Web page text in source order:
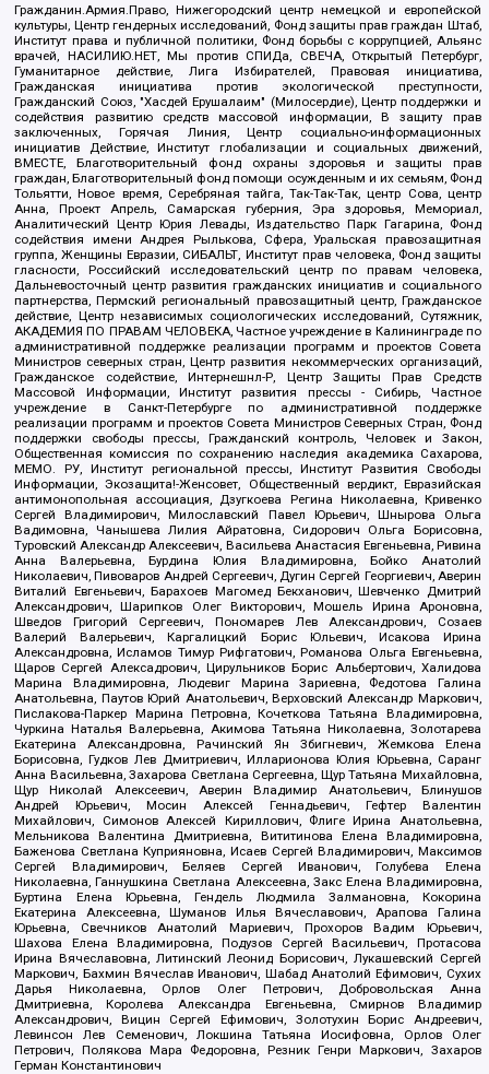
Гражданин.Армия.Право, Нижегородский центр немецкой и европейской
культуры, Центр гендерных исследований, Фонд защиты прав граждан Штаб,
Институт права и публичной политики, Фонд борьбы с коррупцией, Альянс
врачей, НАСИЛИЮ.НЕТ, Мы против СПИДа, СВЕЧА, Открытый Петербург,
Гуманитарное действие, Лига Избирателей, Правовая инициатива,
Гражданская инициатива против экологической преступности,
Гражданский Союз, "Хасдей Ерушалаим" (Милосердие), Центр поддержки и
содействия развитию средств массовой информации, В защиту прав
заключенных, Горячая Линия, Центр социально-информационных
инициатив Действие, Институт глобализации и социальных движений,
ВМЕСТЕ, Благотворительный фонд охраны здоровья и защиты прав
граждан, Благотворительный фонд помощи осужденным и их семьям, Фонд
Тольятти, Новое время, Серебряная тайга, Так-Так-Так, центр Сова, центр
Анна, Проект Апрель, Самарская губерния, Эра здоровья, Мемориал,
Аналитический Центр Юрия Левады, Издательство Парк Гагарина, Фонд
содействия имени Андрея Рылькова, Сфера, Уральская правозащитная
группа, Женщины Евразии, СИБАЛЬТ, Институт прав человека, Фонд защиты
гласности, Российский исследовательский центр по правам человека,
Дальневосточный центр развития гражданских инициатив и социального
партнерства, Пермский региональный правозащитный центр, Гражданское
действие, Центр независимых социологических исследований, Сутяжник,
АКАДЕМИЯ ПО ПРАВАМ ЧЕЛОВЕКА, Частное учреждение в Калининграде по
административной поддержке реализации программ и проектов Совета
Министров северных стран, Центр развития некоммерческих организаций,
Гражданское содействие, Интернешнл-Р, Центр Защиты Прав Средств
Массовой Информации, Институт развития прессы - Сибирь, Частное
учреждение в Санкт-Петербурге по административной поддержке
реализации программ и проектов Совета Министров Северных Стран, Фонд
поддержки свободы прессы, Гражданский контроль, Человек и Закон,
Общественная комиссия по сохранению наследия академика Сахарова,
МЕМО. РУ, Институт региональной прессы, Институт Развития Свободы
Информации, Экозащита!-Женсовет, Общественный вердикт, Евразийская
антимонопольная ассоциация, Дзугкоева Регина Николаевна, Кривенко
Сергей Владимирович, Милославский Павел Юрьевич, Шнырова Ольга
Вадимовна, Чанышева Лилия Айратовна, Сидорович Ольга Борисовна,
Туровский Александр Алексеевич, Васильева Анастасия Евгеньевна, Ривина
Анна Валерьевна, Бурдина Юлия Владимировна, Бойко Анатолий
Николаевич, Пивоваров Андрей Сергеевич, Дугин Сергей Георгиевич, Аверин
Виталий Евгеньевич, Барахоев Магомед Бекханович, Шевченко Дмитрий
Александрович, Шарипков Олег Викторович, Мошель Ирина Ароновна,
Шведов Григорий Сергеевич, Пономарев Лев Александрович, Созаев
Валерий Валерьевич, Каргалицкий Борис Юльевич, Исакова Ирина
Александровна, Исламов Тимур Рифгатович, Романова Ольга Евгеньевна,
Щаров Сергей Алексадрович, Цирульников Борис Альбертович, Халидова
Марина Владимировна, Людевиг Марина Зариевна, Федотова Галина
Анатольевна, Паутов Юрий Анатольевич, Верховский Александр Маркович,
Пислакова-Паркер Марина Петровна, Кочеткова Татьяна Владимировна,
Чуркина Наталья Валерьевна, Акимова Татьяна Николаевна, Золотарева
Екатерина Александровна, Рачинский Ян Збигневич, Жемкова Елена
Борисовна, Гудков Лев Дмитриевич, Илларионова Юлия Юрьевна, Саранг
Анна Васильевна, Захарова Светлана Сергеевна, Щур Татьяна Михайловна,
Щур Николай Алексеевич, Аверин Владимир Анатольевич, Блинушов
Андрей Юрьевич, Мосин Алексей Геннадьевич, Гефтер Валентин
Михайлович, Симонов Алексей Кириллович, Флиге Ирина Анатольевна,
Мельникова Валентина Дмитриевна, Вититинова Елена Владимировна,
Баженова Светлана Куприяновна, Исаев Сергей Владимирович, Максимов
Сергей Владимирович, Беляев Сергей Иванович, Голубева Елена
Николаевна, Ганнушкина Светлана Алексеевна, Закс Елена Владимировна,
Буртина Елена Юрьевна, Гендель Людмила Залмановна, Кокорина
Екатерина Алексеевна, Шуманов Илья Вячеславович, Арапова Галина
Юрьевна, Свечников Анатолий Мариевич, Прохоров Вадим Юрьевич,
Шахова Елена Владимировна, Подузов Сергей Васильевич, Протасова
Ирина Вячеславовна, Литинский Леонид Борисович, Лукашевский Сергей
Маркович, Бахмин Вячеслав Иванович, Шабад Анатолий Ефимович, Сухих
Дарья Николаевна, Орлов Олег Петрович, Добровольская Анна
Дмитриевна, Королева Александра Евгеньевна, Смирнов Владимир
Александрович, Вицин Сергей Ефимович, Золотухин Борис Андреевич,
Левинсон Лев Семенович, Локшина Татьяна Иосифовна, Орлов Олег
Петрович, Полякова Мара Федоровна, Резник Генри Маркович, Захаров
Герман Константинович